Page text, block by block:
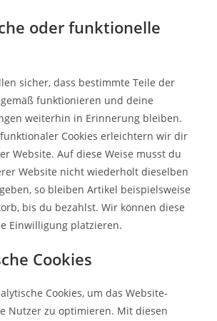
oder funktionelle
sicher, dass bestimmte Teile der
funktionieren und deine
weiterhin in Erinnerung bleiben.
Cookies erleichtern wir dir
Website. Auf diese Weise musst du
Website nicht wiederholt dieselben
so bleiben Artikel beispielsweise
bis du bezahlst. Wir können diese
Einwilligung platzieren.
Cookies
Cookies, um das Website-
Nutzer zu optimieren. Mit diesen